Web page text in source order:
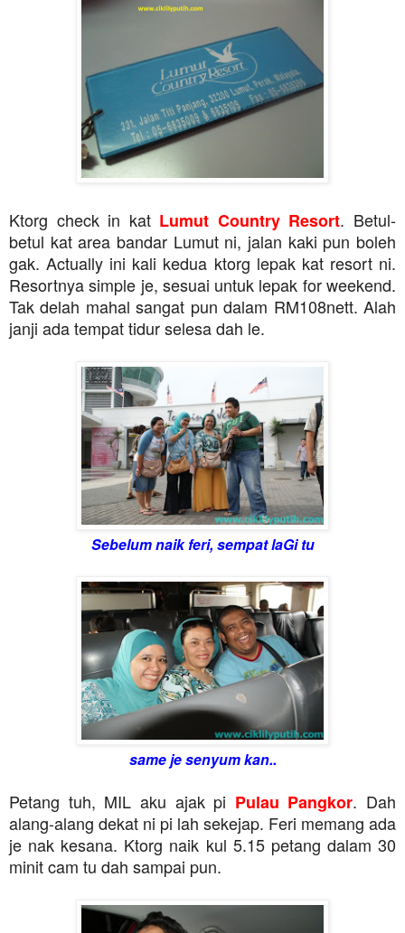
Ktorg check in kat Lumut Country Resort. Betul-
betul kat area bandar Lumut ni, jalan kaki pun boleh
gak. Actually ini kali kedua ktorg lepak kat resort ni.
Resortnya simple je, sesuai untuk lepak for weekend.
Tak delah mahal sangat pun dalam RM108nett. Alah
janji ada tempat tidur selesa dah le.
Sebelum naik feri, sempat laGi tu
same je senyum kan..
Petang tuh, MIL aku ajak pi Pulau Pangkor. Dah
alang-alang dekat ni pi lah sekejap. Feri memang ada
je nak kesana. Ktorg naik kul 5.15 petang dalam 30
minit cam tu dah sampai pun.